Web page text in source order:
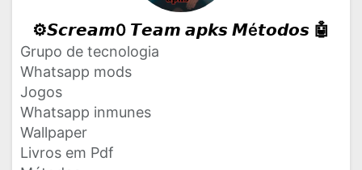
⚙️𝙎𝙘𝙧𝙚𝙖𝙢0 𝙏𝙚𝙖𝙢 𝙖𝙥𝙠𝙨 𝙈é𝙩𝙤𝙙𝙤𝙨 🤖
Grupo de tecnologia
Whatsapp mods
Jogos
Whatsapp inmunes
Wallpaper
Livros em Pdf